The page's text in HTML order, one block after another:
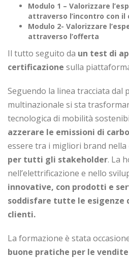
Modulo 1 – Valorizzare
attraverso l’incontro con il
Modulo 2- Valorizzare
attraverso l’offerta
Il tutto seguito da un test di
certificazione sulla
Seguendo la linea tracciata dal
multinazionale si sta
tecnologica di mobilità
azzerare le emissioni di
essere tra i migliori brand nella
per tutti gli stakeholder. La
nell’elettrificazione e nello
innovative, con prodotti e
soddisfare tutte le esigenze
clienti.
La formazione è stata
buone pratiche per le